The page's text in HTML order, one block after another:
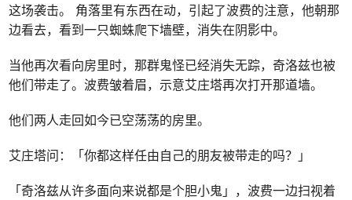
这场袭击。 角落里有东西在动，引起了波费的注意，他朝那
边看去，看到一只蜘蛛爬下墙壁，消失在阴影中。
当他再次看向房里时，那群鬼怪已经消失无踪，奇洛兹也被
他们带走了。波费皱着眉，示意艾庄塔再次打开那道墙。
他们两人走回如今已空荡荡的房里。
艾庄塔问：「你都这样任由自己的朋友被带走的吗？」
「奇洛兹从许多面向来说都是个胆小鬼」，波费一边扫视着